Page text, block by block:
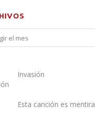
Invasión
Esta canción es mentira